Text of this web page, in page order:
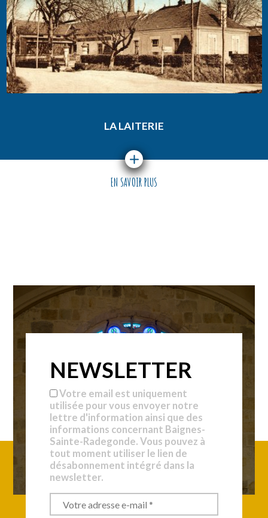
LA LAITERIE
EN SAVOIR PLUS
NEWSLETTER
Votre email est uniquement
utilisée pour vous envoyer notre
lettre d'information ainsi que des
informations concernant Baignes-
Sainte-Radegonde. Vous pouvez à
tout moment utiliser le lien de
désabonnement intégré dans la
newsletter.